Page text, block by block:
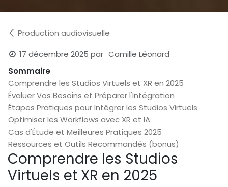
Production audiovisuelle
17 décembre 2025 par Camille Léonard
Sommaire
Comprendre les Studios Virtuels et XR en 2025
Évaluer Vos Besoins et Préparer l'Intégration
Étapes Pratiques pour Intégrer les Studios Virtuels
Optimiser les Workflows avec XR et IA
Cas d'Étude et Meilleures Pratiques 2025
Ressources et Outils Recommandés (bonus)
Comprendre les Studios
Virtuels et XR en 2025